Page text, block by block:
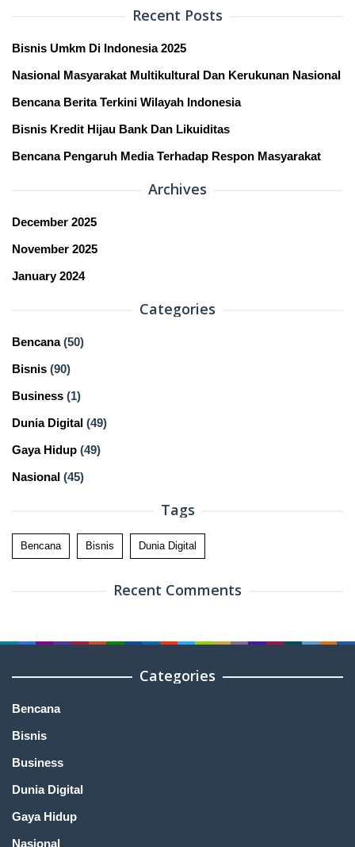
Recent Posts
Bisnis Umkm Di Indonesia 2025
Nasional Masyarakat Multikultural Dan Kerukunan Nasional
Bencana Berita Terkini Wilayah Indonesia
Bisnis Kredit Hijau Bank Dan Likuiditas
Bencana Pengaruh Media Terhadap Respon Masyarakat
Archives
December 2025
November 2025
January 2024
Categories
Bencana(50)
Bisnis (90)
Business (1)
Dunia Digital (49)
Gaya Hidup (49)
Nasional (45)
Tags
Bencana Bisnis Dunia Digital
Recent Comments
Categories
Bencana
Bisnis
Business
Dunia Digital
Gaya Hidup
Nasional